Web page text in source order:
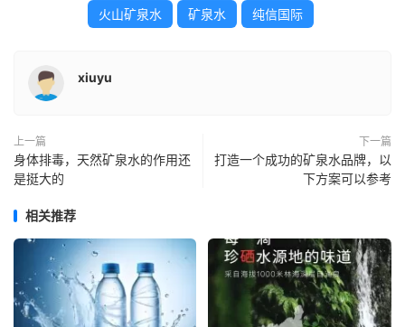
火山矿泉水 矿泉水 纯信国际
xiuyu
上一篇
身体排毒，天然矿泉水的作用还
是挺大的
下一篇
打造一个成功的矿泉水品牌，以
下方案可以参考
相关推荐